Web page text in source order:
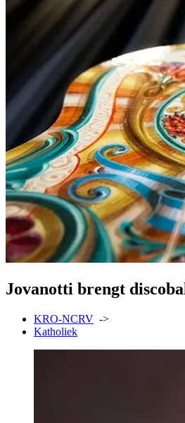
Jovanotti brengt
KRO-NCRV ->
Katholiek